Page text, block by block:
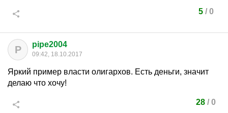
5/ 0
P pipe2004
09:42, 18.10.2017
Яркий пример власти олигархов. Есть деньги, значит
делаю что хочу!
28 / 0